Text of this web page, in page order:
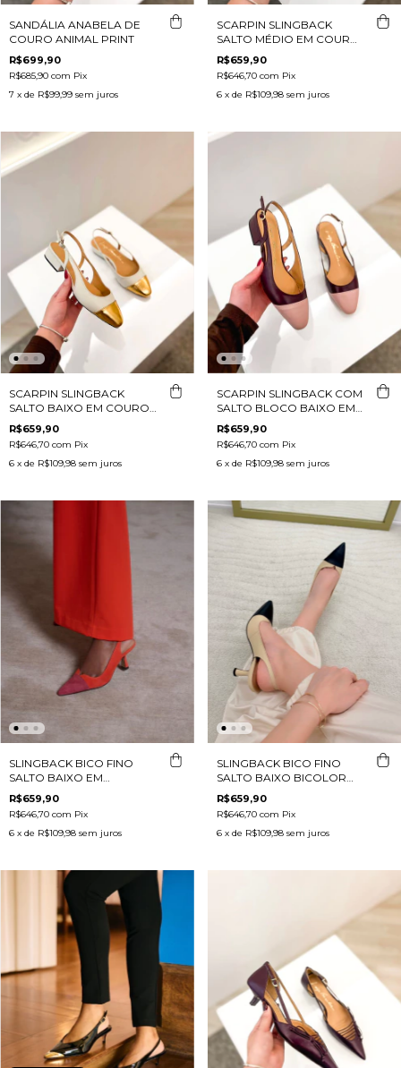
SANDÁLIA ANABELA DE
COURO ANIMAL PRINT
R$699,90
R$685,90 com Pix
7 x de R$99,99 sem juros
SCARPIN SLINGBACK
SALTO MÉDIO EM COURO
ROSA E MARSALA
R$659,90
R$646,70 com Pix
6 x de R$109,98 sem juros
SCARPIN SLINGBACK
SALTO BAIXO EM COURO
OFF WHITE E METALIZADO
OURO
R$659,90
R$646,70 com Pix
6 x de R$109,98 sem juros
SCARPIN SLINGBACK COM
SALTO BLOCO BAIXO EM
COURO MARSALA E ROSA
R$659,90
R$646,70 com Pix
6 x de R$109,98 sem juros
SLINGBACK BICO FINO
SALTO BAIXO EM
CAMURÇA LARANJA
R$659,90
R$646,70 com Pix
6 x de R$109,98 sem juros
SLINGBACK BICO FINO
SALTO BAIXO BICOLOR
PRETO E BEGE
R$659,90
R$646,70 com Pix
6 x de R$109,98 sem juros